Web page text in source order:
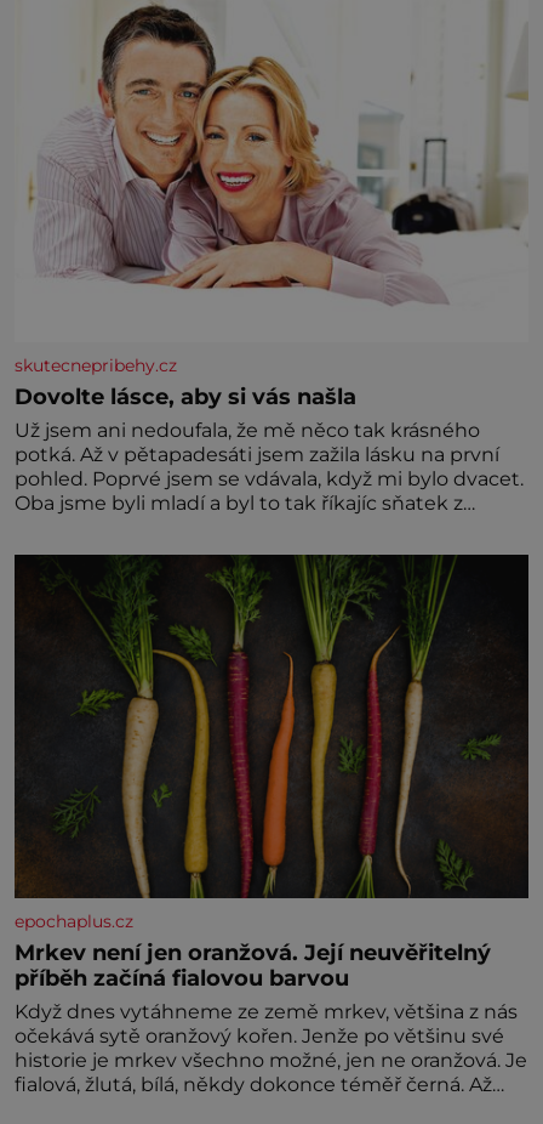
skutecnepribehy.cz
Dovolte lásce, aby si vás našla
Už jsem ani nedoufala, že mě něco tak krásného
potká. Až v pětapadesáti jsem zažila lásku na první
pohled. Poprvé jsem se vdávala, když mi bylo dvacet.
Oba jsme byli mladí a byl to tak říkajíc sňatek z
zaopatřený mladý muž. Manželství nám oběma moc
nesvědčilo, brzy jsme zjistili, že
epochaplus.cz
Mrkev není jen oranžová. Její neuvěřitelný
příběh začíná fialovou barvou
Když dnes vytáhneme ze země mrkev, většina z nás
očekává sytě oranžový kořen. Jenže po většinu své
historie je mrkev všechno možné, jen ne oranžová. Je
fialová, žlutá, bílá, někdy dokonce téměř černá. Až